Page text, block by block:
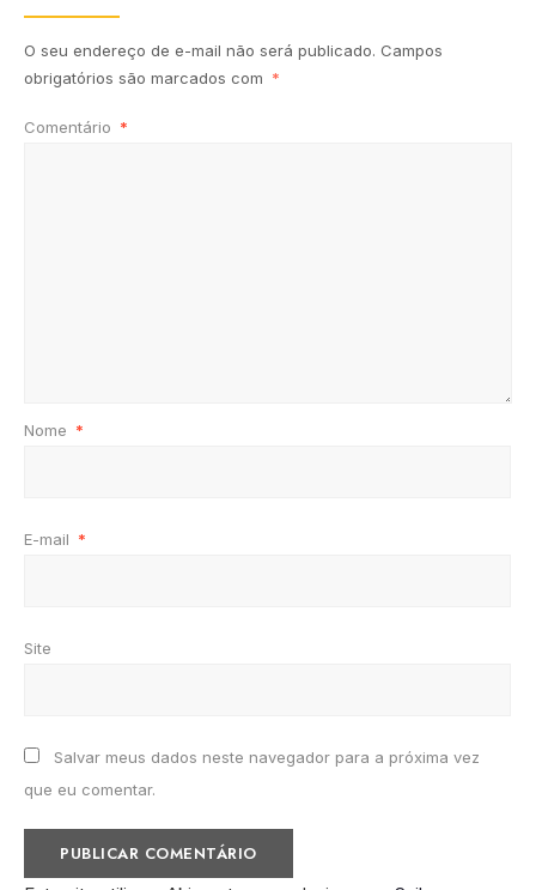
O seu endereço de e-mail não será publicado. Campos
obrigatórios são marcados com *
Comentário *
Nome *
E-mail *
Site
Salvar meus dados neste navegador para a próxima vez
que eu comentar.